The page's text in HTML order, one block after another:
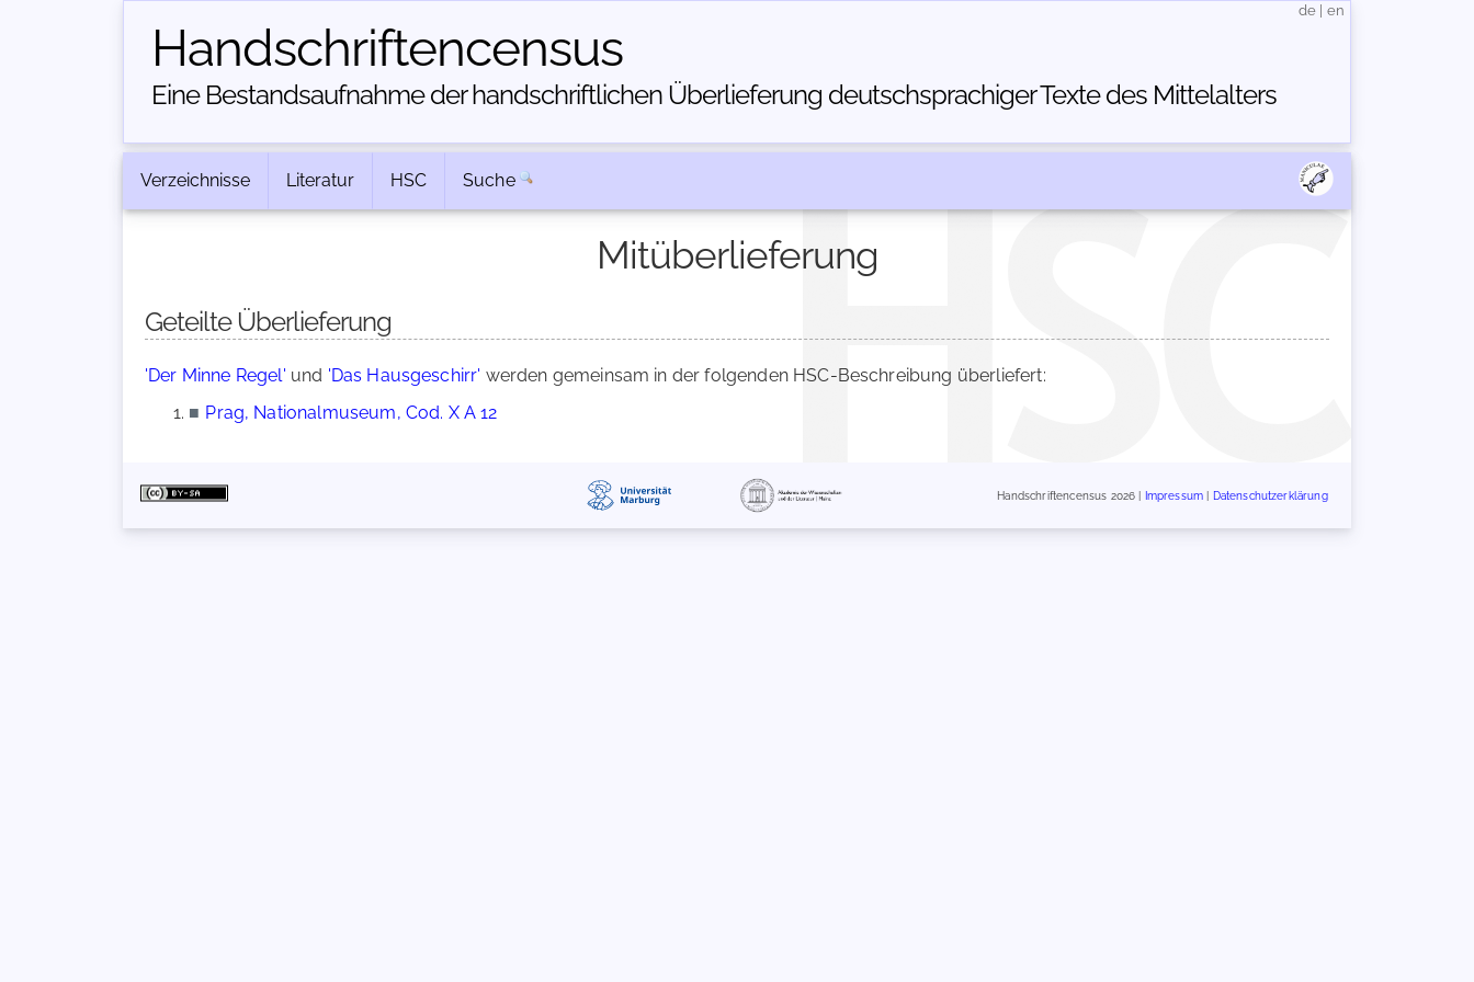
Handschriften­census
Eine Bestandsaufnahme der handschriftlichen Über­lieferung deutschsprachiger Texte des Mittelalters
de en
Verzeichnisse Literatur HSC Suche
Mitüberlieferung
Geteilte Überlieferung
'Der Minne Regel' und 'Das Hausgeschirr' werden gemeinsam in der folgenden HSC-Beschreibung überliefert:
■ Prag, Nationalmuseum, Cod. X A 12
Handschriftencensus 2026 | Impressum Datenschutzerklärung